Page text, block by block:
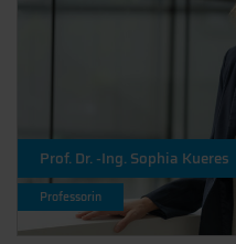
Prof. Dr. -Ing. Sophia Kueres
Professorin